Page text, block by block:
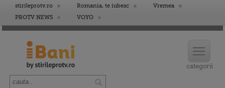
stirileprotv.ro Romania, te iubesc
Vremea
PROTV NEWS
VOYO